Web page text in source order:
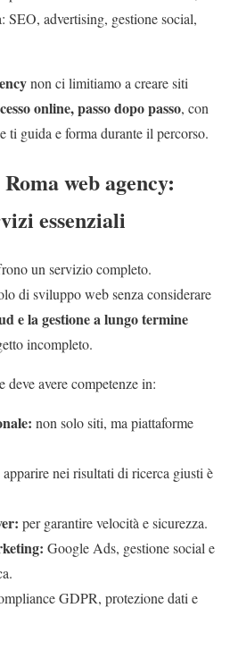
SEO, advertising, gestione social,
non ci limitiamo a creare siti
online, passo dopo passo, con
ti guida e forma durante il percorso.
web agency:
essenziali
un servizio completo.
di sviluppo web senza considerare
e la gestione a lungo termine
incompleto.
avere competenze in:
non solo siti, ma piattaforme
apparire nei risultati di ricerca giusti è
per garantire velocità e sicurezza.
Google Ads, gestione social e
GDPR, protezione dati e